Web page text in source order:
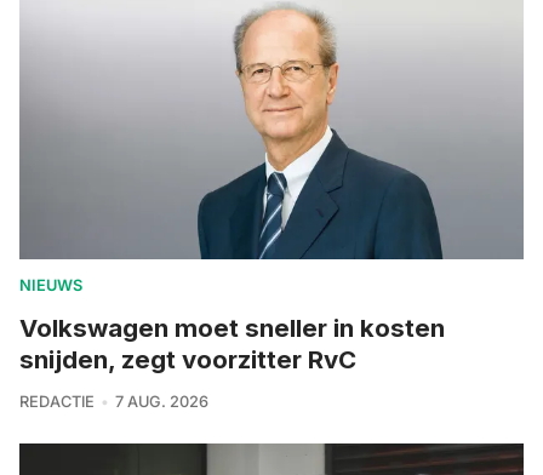
NIEUWS
Volkswagen moet sneller in kosten
snijden, zegt voorzitter RvC
REDACTIE 7 AUG. 2026